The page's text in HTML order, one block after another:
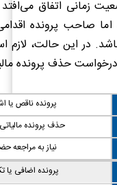
زمانی اتفاق
صاحب پرونده
در این حالت، لازم
حذف پرونده
پرونده ناقص یا
حذف پرونده
نیاز به مراجعه
پرونده اضافی یا